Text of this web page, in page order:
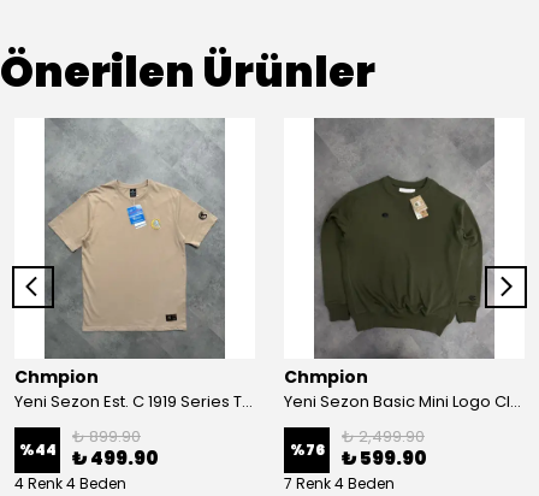
Önerilen Ürünler
Chmpion
Yeni Sezon Est. C 1919 Series T-shirt
%44
₺ 899.90
₺ 499.90
4 Renk 4 Beden
Chmpion
Yeni Sezon Basic Mini Logo Classic Sweatshirt
%76
₺ 2,499.90
₺ 599.90
7 Renk 4 Beden